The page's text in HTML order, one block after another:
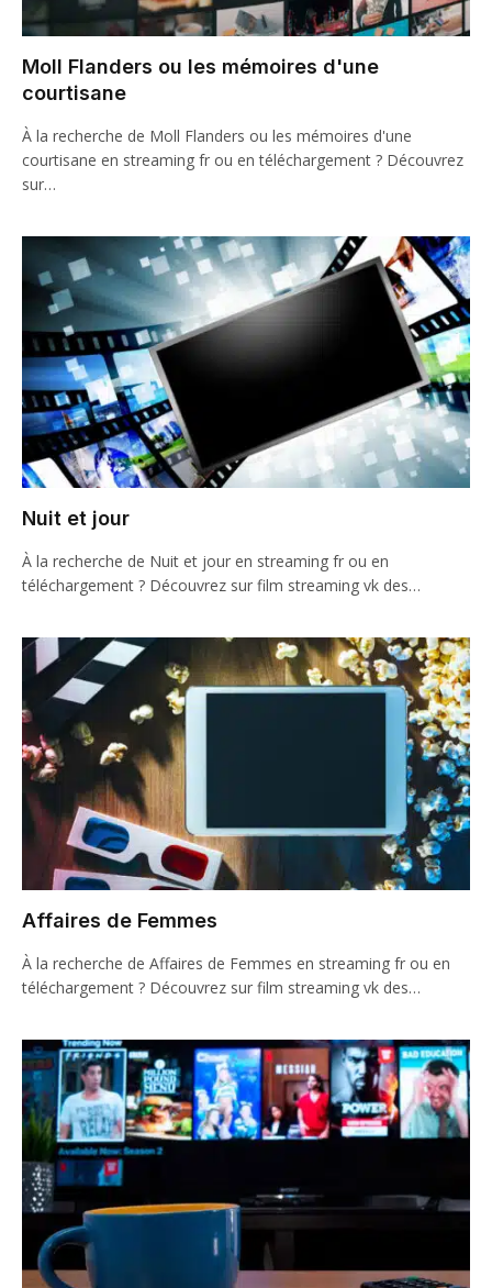
Moll Flanders ou les mémoires d'une
courtisane
À la recherche de Moll Flanders ou les mémoires d'une
courtisane en streaming fr ou en téléchargement ? Découvrez
sur…
Nuit et jour
À la recherche de Nuit et jour en streaming fr ou en
téléchargement ? Découvrez sur film streaming vk des…
Affaires de Femmes
À la recherche de Affaires de Femmes en streaming fr ou en
téléchargement ? Découvrez sur film streaming vk des…